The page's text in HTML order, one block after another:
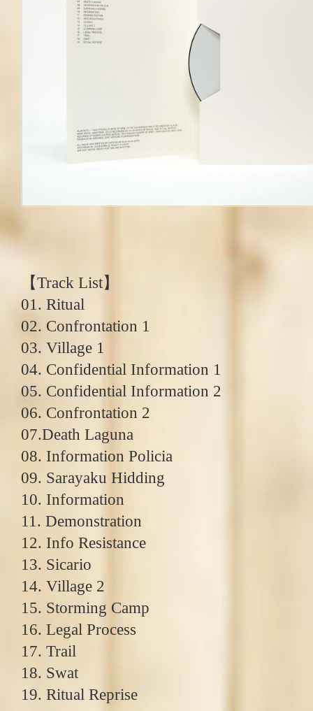
【Track List】
01. Ritual
02. Confrontation 1
03. Village 1
04. Confidential Information 1
05. Confidential Information 2
06. Confrontation 2
07.Death Laguna
08. Information Policia
09. Sarayaku Hidding
10. Information
11. Demonstration
12. Info Resistance
13. Sicario
14. Village 2
15. Storming Camp
16. Legal Process
17. Trail
18. Swat
19. Ritual Reprise